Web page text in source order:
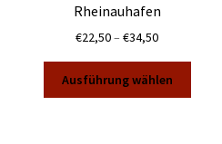
Rheinauhafen
€22,50–€34,50Preisspanne:
bis
€34,50
Ausführung wählen